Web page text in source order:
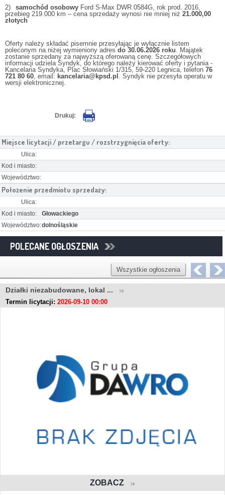
2)
samochód osobowy Ford S-Max DWR 0584G, rok prod. 2016,
przebieg 219.000 km – cena sprzedaży wynosi nie mniej niż 21.000,00
złotych
Oferty należy składać pisemnie przesyłając je wyłącznie listem
poleconym na niżej wymieniony adres do 30.06.2026 roku. Majątek
zostanie sprzedany za najwyższą oferowaną cenę. Szczegółowych
informacji udziela Syndyk, do którego należy kierować oferty i pytania -
Kancelaria Syndyka, Plac Słowiański 1/315, 59-220 Legnica, telefon 76
721 80 60, email: kancelaria@kpsd.pl . Syndyk nie przesyła operatu w
wersji elektronicznej.
Drukuj:
Miejsce licytacji / przetargu / rozstrzygnięcia oferty:
Ulica:
Kod i miasto:
Województwo:
Położenie przedmiotu sprzedaży:
Ulica:
Kod i miasto:
Głowackiego
Województwo:dolnośląskie
POLECANE OGŁOSZENIA
Wszystkie ogłoszenia
Działki niezabudowane, lokal ...
Termin licytacji: 2026-09-10 00:00
ZOBACZ